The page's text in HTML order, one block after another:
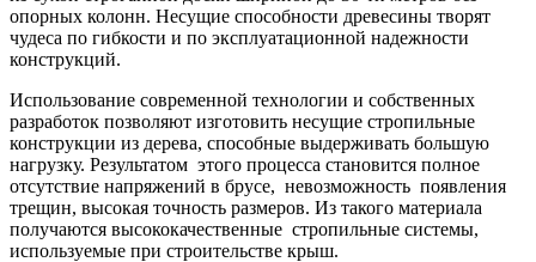
опорных колонн. Несущие способности древесины творят
чудеса по гибкости и по эксплуатационной надежности
конструкций.
Использование современной технологии и собственных
разработок позволяют изготовить несущие стропильные
конструкции из дерева, способные выдерживать большую
нагрузку. Результатом этого процесса становится полное
отсутствие напряжений в брусе, невозможность появления
трещин, высокая точность размеров. Из такого материала
получаются высококачественные стропильные системы,
используемые при строительстве крыш.